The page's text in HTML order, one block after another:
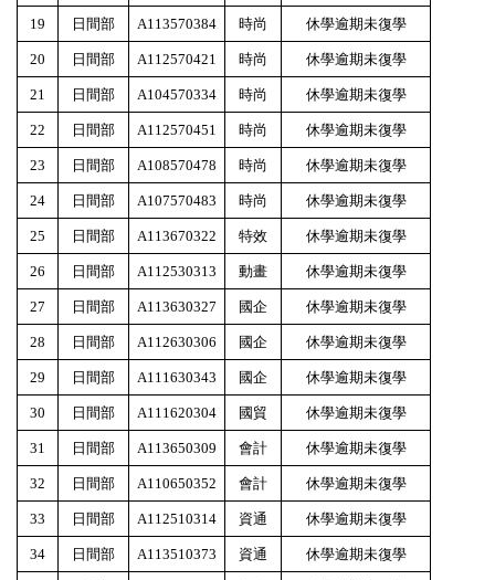
19 日間部 A113570384 時尚 休學逾期未復學
20 日間部 A112570421 時尚 休學逾期未復學
21 日間部 A104570334 時尚 休學逾期未復學
22 日間部 A112570451 時尚 休學逾期未復學
23 日間部 A108570478 時尚 休學逾期未復學
24 日間部 A107570483 時尚 休學逾期未復學
25 日間部 A113670322 特效 休學逾期未復學
26 日間部 A112530313 動畫 休學逾期未復學
27 日間部 A113630327 國企 休學逾期未復學
28 日間部 A112630306 國企 休學逾期未復學
29 日間部 A111630343 國企 休學逾期未復學
30 日間部 A111620304 國貿 休學逾期未復學
31 日間部 A113650309 會計 休學逾期未復學
32 日間部 A110650352 會計 休學逾期未復學
33 日間部 A112510314 資通 休學逾期未復學
34 日間部 A113510373 資通 休學逾期未復學